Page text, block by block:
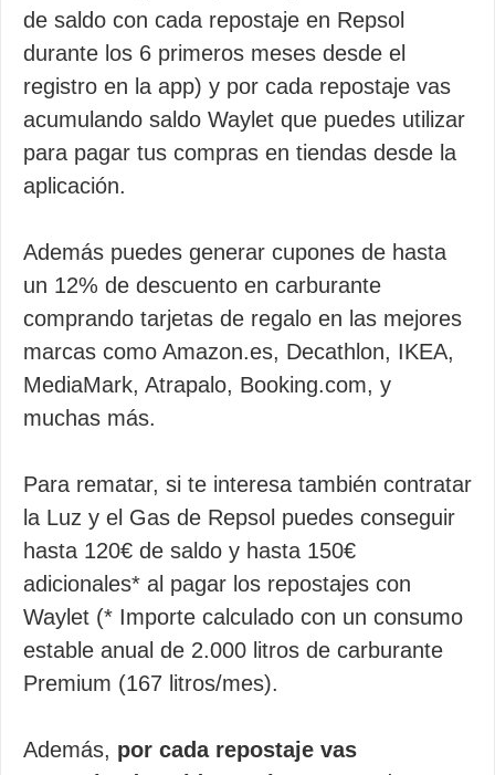
de saldo con cada repostaje en Repsol
durante los 6 primeros meses desde el
registro en la app) y por cada repostaje vas
acumulando saldo Waylet que puedes utilizar
para pagar tus compras en tiendas desde la
aplicación.
Además puedes generar cupones de hasta
un 12% de descuento en carburante
comprando tarjetas de regalo en las mejores
marcas como Amazon.es, Decathlon, IKEA,
MediaMark, Atrapalo, Booking.com, y
muchas más.
Para rematar, si te interesa también contratar
la Luz y el Gas de Repsol puedes conseguir
hasta 120€ de saldo y hasta 150€
adicionales* al pagar los repostajes con
Waylet (* Importe calculado con un consumo
estable anual de 2.000 litros de carburante
Premium (167 litros/mes).
Además, por cada repostaje vas